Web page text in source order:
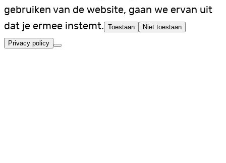
gebruiken van de website, gaan we ervan uit
dat je ermee instemt. Toestaan Niet toestaan
Privacy policy